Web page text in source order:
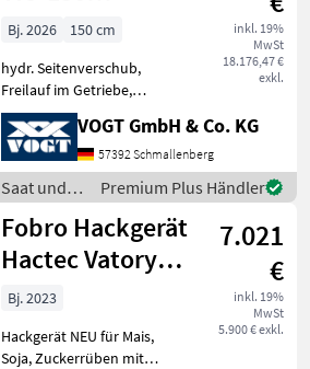
Forstmulcher für
Traktor
inkl. 19%
MwSt
18.176,47 €
exkl.
Bj. 2026
150 cm
hydr. Seitenverschub,
Freilauf im Getriebe,
Kettenschutz, seitliche
Kufen VOGT Profitechnik –
Ihr Generalimporteur für
TMC CANCELA in
Deutschland & Österreich =
Gro
VOGT GmbH & Co. KG
57392 Schmallenberg
Saat und
Pflege /
TMC
Cancela
Premium Plus Händler
Fobro Hackgerät
Hactec Vatory
NEU 4 / 5 / 6 / 7
7.021
€
inkl. 19%
MwSt
5.900 € exkl.
Bj. 2023
Hackgerät NEU für Mais,
Soja, Zuckerrüben mit